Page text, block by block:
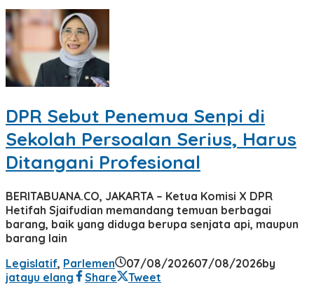
DPR Sebut Penemua Senpi di
Sekolah Persoalan Serius, Harus
Ditangani Profesional
BERITABUANA.CO, JAKARTA – Ketua Komisi X DPR
Hetifah Sjaifudian memandang temuan berbagai
barang, baik yang diduga berupa senjata api, maupun
barang lain
Legislatif, Parlemen 07/08/202607/08/2026by
jatayu elang
Share
Tweet